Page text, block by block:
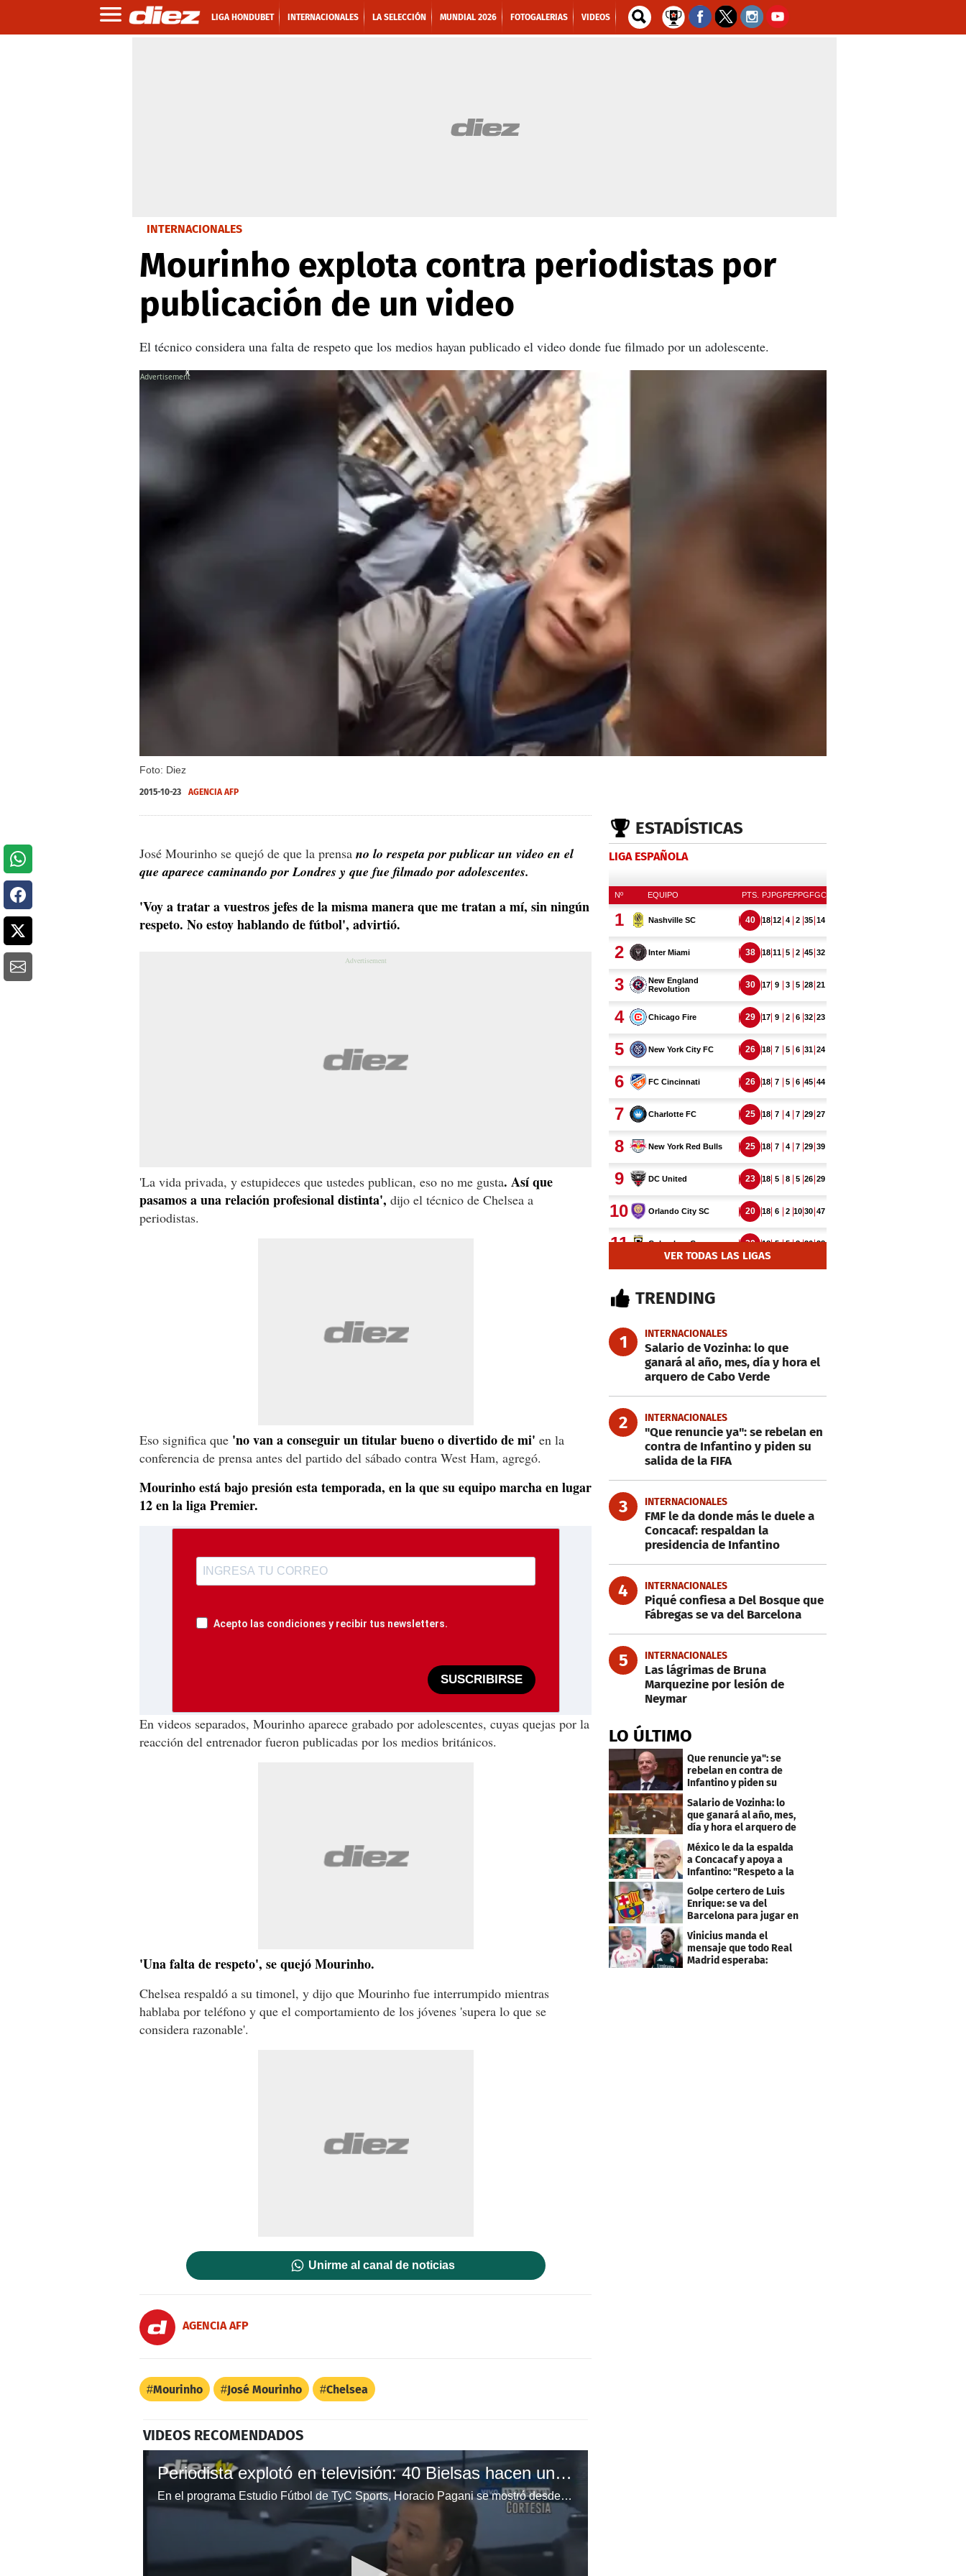
LIGA HONDUBET INTERNACIONALES LA SELECCIÓN MUNDIAL 2026 FOTOGALERIAS VIDEOS
INTERNACIONALES
Mourinho explota contra periodistas por
publicación de un video
El técnico considera una falta de respeto que los medios hayan publicado el video donde fue filmado por un adolescente.
Foto: Diez
X
2015-10-23 AGENCIA AFP
José Mourinho se quejó de que la prensa no lo respeta por publicar un video en el
que aparece caminando por Londres y que fue filmado por adolescentes.
'Voy a tratar a vuestros jefes de la misma manera que me tratan a mí, sin ningún
respeto. No estoy hablando de fútbol', advirtió.
'La vida privada, y estupideces que ustedes publican, eso no me gusta. Así que
pasamos a una relación profesional distinta', dijo el técnico de Chelsea a
periodistas.
Eso significa que 'no van a conseguir un titular bueno o divertido de mi' en la
conferencia de prensa antes del partido del sábado contra West Ham, agregó.
Mourinho está bajo presión esta temporada, en la que su equipo marcha en lugar
12 en la liga Premier.
Acepto las condiciones y recibir tus newsletters.
SUSCRIBIRSE
En videos separados, Mourinho aparece grabado por adolescentes, cuyas quejas por la
reacción del entrenador fueron publicadas por los medios británicos.
'Una falta de respeto', se quejó Mourinho.
Chelsea respaldó a su timonel, y dijo que Mourinho fue interrumpido mientras
hablaba por teléfono y que el comportamiento de los jóvenes 'supera lo que se
considera razonable'.
Unirme al canal de noticias
AGENCIA AFP
Mourinho José Mourinho Chelsea
VIDEOS RECOMENDADOS
Periodista explotó en televisión: 40 Bielsas hacen un Menotti
En el programa Estudio Fútbol de TyC Sports, Horacio Pagani se mostró desde el principio alterado. Sin embargo, explotó cuando lo compararon con César Luis Menotti
ESTADÍSTICAS
LIGA ESPAÑOLA
VER TODAS LAS LIGAS
TRENDING
1 INTERNACIONALES
Salario de Vozinha: lo que
ganará al año, mes, día y hora el
arquero de Cabo Verde
2 INTERNACIONALES
"Que renuncie ya": se rebelan en
contra de Infantino y piden su
salida de la FIFA
3 INTERNACIONALES
FMF le da donde más le duele a
Concacaf: respaldan la
presidencia de Infantino
4 INTERNACIONALES
Piqué confiesa a Del Bosque que
Fábregas se va del Barcelona
5 INTERNACIONALES
Las lágrimas de Bruna
Marquezine por lesión de
Neymar
LO ÚLTIMO
Que renuncie ya": se
rebelan en contra de
Infantino y piden su
salida de la FIFA
Salario de Vozinha: lo
que ganará al año, mes,
día y hora el arquero de
Cabo Verde
México le da la espalda
a Concacaf y apoya a
Infantino: "Respeto a la
gobernanza"
Golpe certero de Luis
Enrique: se va del
Barcelona para jugar en
el PSG
Vinicius manda el
mensaje que todo Real
Madrid esperaba: